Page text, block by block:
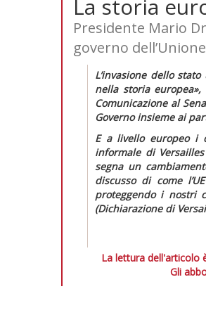
La storia
Presidente Mario
governo
L’invasione dello
nella storia europea»,
Comunicazione al
Governo insieme ai
E a livello europeo i
informale di
segna un
discusso di come
proteggendo i nostri
(Dichiarazione di
La lettura dell'articolo
Gli